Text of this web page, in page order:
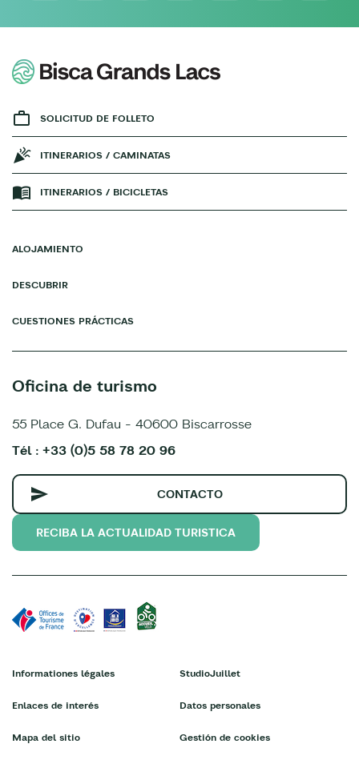
SOLICITUD DE FOLLETO
ITINERARIOS / CAMINATAS
ITINERARIOS / BICICLETAS
ALOJAMIENTO
DESCUBRIR
CUESTIONES PRÁCTICAS
Oficina de turismo
55 Place G. Dufau - 40600 Biscarrosse
Tél : +33 (0)5 58 78 20 96
CONTACTO
RECIBA LA ACTUALIDAD TURISTICA
Informationes légales
Enlaces de interés
Mapa del sitio
StudioJuillet
Datos personales
Gestión de cookies